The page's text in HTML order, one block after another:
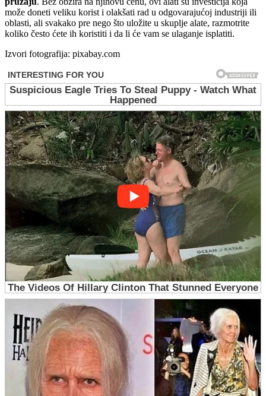
može doneti veliku korist i olakšati rad u odgovarajućoj industriji ili
oblasti, ali svakako pre nego što uložite u skuplje alate, razmotrite
koliko često ćete ih koristiti i da li će vam se ulaganje isplatiti.
Izvori fotografija: pixabay.com